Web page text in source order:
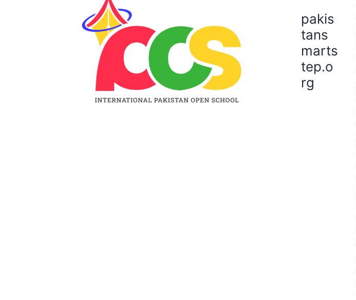
pakis
tans
marts
tep.o
rg